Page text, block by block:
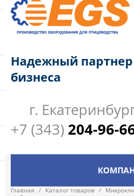
Надежный
бизнеса
г.
+7 (343) 204-96-
Главная / Каталог товаров /